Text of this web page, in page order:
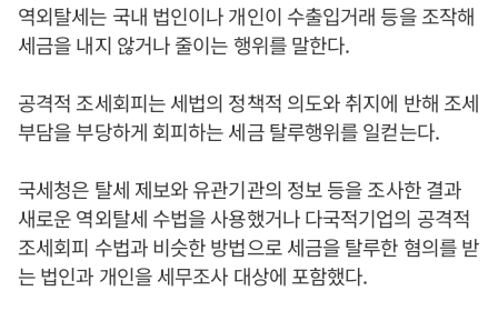
역외탈세는 국내 법인이나 개인이 수출입거래 등을 조작해
세금을 내지 않거나 줄이는 행위를 말한다.
공격적 조세회피는 세법의 정책적 의도와 취지에 반해 조세
부담을 부당하게 회피하는 세금 탈루행위를 일컫는다.
국세청은 탈세 제보와 유관기관의 정보 등을 조사한 결과
새로운 역외탈세 수법을 사용했거나 다국적기업의 공격적
조세회피 수법과 비슷한 방법으로 세금을 탈루한 혐의를 받
는 법인과 개인을 세무조사 대상에 포함했다.